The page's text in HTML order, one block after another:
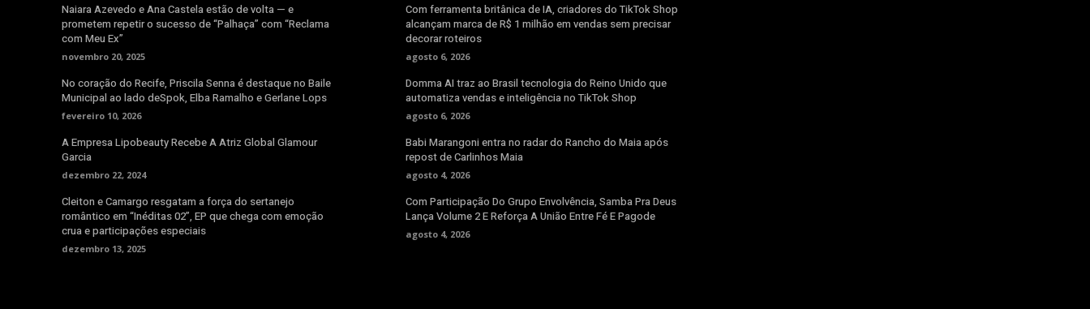
Naiara Azevedo e Ana Castela estão de volta — e
prometem repetir o sucesso de “Palhaça” com “Reclama
com Meu Ex”
novembro 20, 2025
No coração do Recife, Priscila Senna é destaque no Baile
Municipal ao lado deSpok, Elba Ramalho e Gerlane Lops
fevereiro 10, 2026
A Empresa Lipobeauty Recebe A Atriz Global Glamour
Garcia
dezembro 22, 2024
Cleiton e Camargo resgatam a força do sertanejo
romântico em “Inéditas 02”, EP que chega com emoção
crua e participações especiais
dezembro 13, 2025
Com ferramenta britânica de IA, criadores do TikTok Shop
alcançam marca de R$ 1 milhão em vendas sem precisar
decorar roteiros
agosto 6, 2026
Domma AI traz ao Brasil tecnologia do Reino Unido que
automatiza vendas e inteligência no TikTok Shop
agosto 6, 2026
Babi Marangoni entra no radar do Rancho do Maia após
repost de Carlinhos Maia
agosto 4, 2026
Com Participação Do Grupo Envolvência, Samba Pra Deus
Lança Volume 2 E Reforça A União Entre Fé E Pagode
agosto 4, 2026